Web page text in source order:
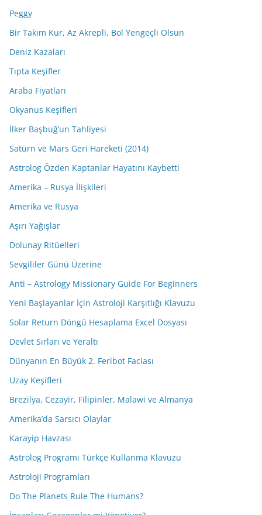
Peggy
Bir Takım Kur, Az Akrepli, Bol Yengeçli Olsun
Deniz Kazaları
Tıpta Keşifler
Araba Fiyatları
Okyanus Keşifleri
İlker Başbuğ’un Tahliyesi
Satürn ve Mars Geri Hareketi (2014)
Astrolog Özden Kaptanlar Hayatını Kaybetti
Amerika – Rusya İlişkileri
Amerika ve Rusya
Aşırı Yağışlar
Dolunay Ritüelleri
Sevgililer Günü Üzerine
Anti – Astrology Missionary Guide For Beginners
Yeni Başlayanlar İçin Astroloji Karşıtlığı Klavuzu
Solar Return Döngü Hesaplama Excel Dosyası
Devlet Sırları ve Yeraltı
Dünyanın En Büyük 2. Feribot Faciası
Uzay Keşifleri
Brezilya, Cezayir, Filipinler, Malawi ve Almanya
Amerika’da Sarsıcı Olaylar
Karayip Havzası
Astrolog Programı Türkçe Kullanma Klavuzu
Astroloji Programları
Do The Planets Rule The Humans?